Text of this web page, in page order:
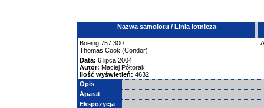
Nazwa samolotu / Linia lotnicza
Boeing 757 300
Thomas Cook (Condor)
Data: 6 lipca 2004
Autor: Maciej Półtorak
Ilość wyświetleń: 4632
Opis
Aparat
Ekspozycja